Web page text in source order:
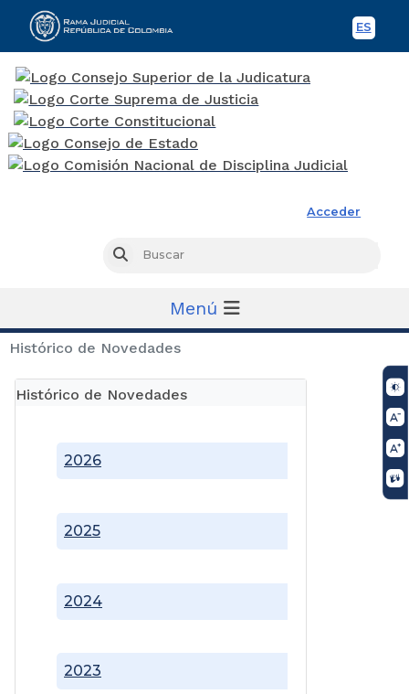
ES
Acceder
Buscar
Menú
Histórico de Novedades
Histórico de Novedades
2023
2024
2025
2026